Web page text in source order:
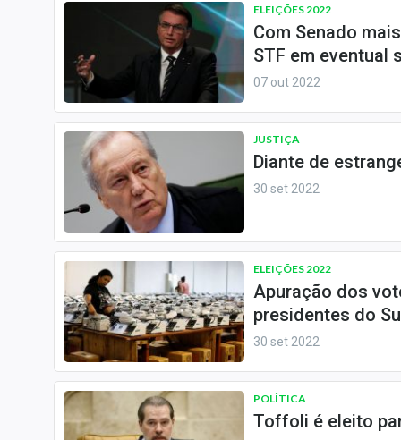
ELEIÇÕES 2022
Com Senado
STF em eventual
07 out 2022
JUSTIÇA
Diante de
30 set 2022
ELEIÇÕES 2022
Apuração dos
presidentes do
30 set 2022
POLÍTICA
Toffoli é eleito